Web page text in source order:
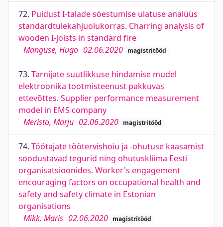
72. Puidust I-talade söestumise ulatuse analüüs
standardtulekahjuolukorras. Charring analysis of
wooden I-joists in standard fire
Manguse, Hugo 02.06.2020 magistritööd
73. Tarnijate suutlikkuse hindamise mudel
elektroonika tootmisteenust pakkuvas
ettevõttes. Supplier performance measurement
model in EMS company
Meristo, Marju 02.06.2020 magistritööd
74. Töötajate töötervishoiu ja -ohutuse kaasamist
soodustavad tegurid ning ohutuskliima Eesti
organisatsioonides. Worker's engagement
encouraging factors on occupational health and
safety and safety climate in Estonian
organisations
Mikk, Maris 02.06.2020 magistritööd